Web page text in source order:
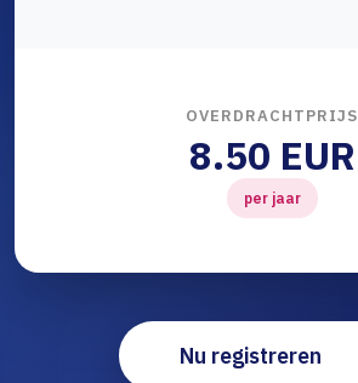
OVERDRACHTPRIJS
8.50 EUR
per jaar
Nu registreren